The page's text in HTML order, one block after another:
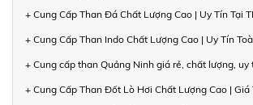
+ Cung Cấp Than Đá Chất Lượng Cao | Uy Tín Tại
+ Cung Cấp Than Indo Chất Lượng Cao | Uy Tín
+ Cung cấp than Quảng Ninh giá rẻ, chất lượng, uy
+ Cung Cấp Than Đốt Lò Hơi Chất Lượng Cao | Giá